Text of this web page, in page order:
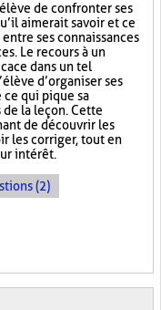
de confronter ses
aimerait savoir et ce
ses connaissances
Le recours à un
dans un tel
d’organiser ses
ce qui pique sa
de la leçon. Cette
de découvrir les
les corriger, tout en
intérêt.
(2)